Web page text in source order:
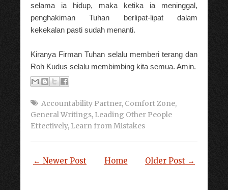
selama ia hidup, maka ketika ia meninggal,
penghakiman Tuhan berlipat-lipat dalam
kekekalan pasti sudah menanti.
Kiranya Firman Tuhan selalu memberi terang dan
Roh Kudus selalu membimbing kita semua. Amin.
Accountability Partner, Comfort Zone,
General Writings, Leading Other People
Effectively, Learn from Mistakes
← Newer Post Older Post →
Home